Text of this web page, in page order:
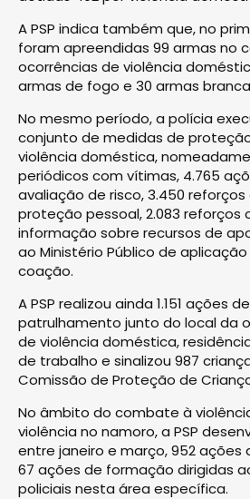
A PSP indica também que, no
foram apreendidas 99 armas no
ocorrências de violência
armas de fogo e 30 armas
No mesmo período, a polícia
conjunto de medidas de
violência doméstica,
periódicos com vítimas, 4.765
avaliação de risco, 3.450
proteção pessoal, 2.083 reforços
informação sobre recursos de
ao Ministério Público de
coação.
A PSP realizou ainda 1.151 ações
patrulhamento junto do local da
de violência doméstica,
de trabalho e sinalizou 987
Comissão de Proteção de
No âmbito do combate à
violência no namoro, a PSP
entre janeiro e março, 952 ações
67 ações de formação dirigidas
policiais nesta área específica.